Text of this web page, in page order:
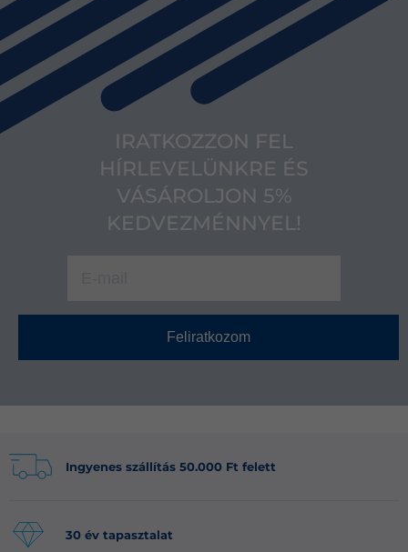
IRATKOZZON FEL
HÍRLEVELÜNKRE ÉS
VÁSÁROLJON 5%
KEDVEZMÉNNYEL!
Feliratkozom
Ingyenes szállítás 50.000 Ft felett
30 év tapasztalat